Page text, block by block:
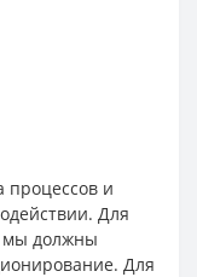
процессов и
Для
мы должны
Для